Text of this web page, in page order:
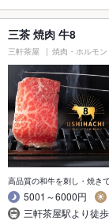
三茶 焼肉 牛8
三軒茶屋 焼肉・ホルモン
高品質の和牛を刺し・焼き
5001～6000円
三軒茶屋駅より徒